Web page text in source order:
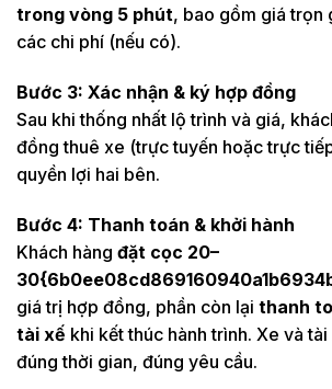
trong vòng 5 phút, bao gồm giá trọn
các chi phí (nếu có).
Bước 3: Xác nhận & ký hợp đồng
Sau khi thống nhất lộ trình và giá,
đồng thuê xe (trực tuyến hoặc trực
quyền lợi hai bên.
Bước 4: Thanh toán & khởi hành
Khách hàng đặt cọc 20–
giá trị hợp đồng, phần còn lại thanh
tài xế khi kết thúc hành trình. Xe và
đúng thời gian, đúng yêu cầu.